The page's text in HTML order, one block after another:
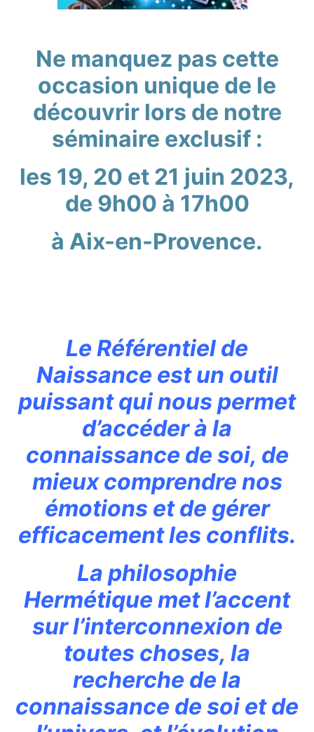
Ne manquez pas cette
occasion unique de le
découvrir lors de notre
séminaire exclusif :
les 19, 20 et 21 juin 2023,
de 9h00 à 17h00
à Aix-en-Provence.
Le Référentiel de
Naissance est un outil
puissant qui nous permet
d’accéder à la
connaissance de soi, de
mieux comprendre nos
émotions et de gérer
efficacement les conflits.
La philosophie
Hermétique met l’accent
sur l’interconnexion de
toutes choses, la
recherche de la
connaissance de soi et de